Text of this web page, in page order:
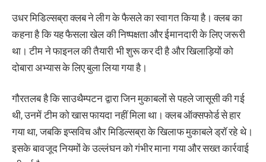
उधर मिडिल्सब्रा क्लब ने लीग के फैसले का स्वागत किया है। क्लब का
कहना है कि यह फैसला खेल की निष्पक्षता और ईमानदारी के लिए जरूरी
था। टीम ने फाइनल की तैयारी भी शुरू कर दी है और खिलाड़ियों को
दोबारा अभ्यास के लिए बुला लिया गया है।
गौरतलब है कि साउथैम्पटन द्वारा जिन मुकाबलों से पहले जासूसी की गई
थी, उनमें टीम को खास फायदा नहीं मिला था। क्लब ऑक्सफोर्ड से हार
गया था, जबकि इप्सविच और मिडिल्सब्रा के खिलाफ मुकाबले ड्रॉ रहे थे।
इसके बावजूद नियमों के उल्लंघन को गंभीर माना गया और सख्त कार्रवाई